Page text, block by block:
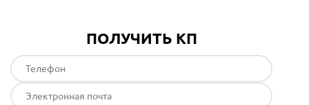
ПОЛУЧИТЬ КП